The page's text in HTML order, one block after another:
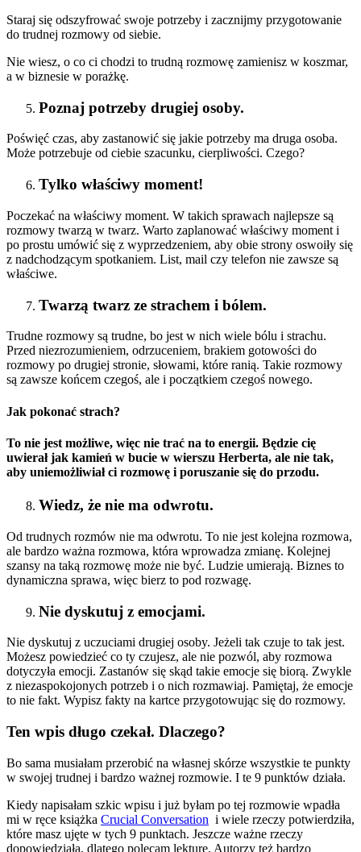
Staraj się odszyfrować swoje potrzeby i zacznijmy przygotowanie
do trudnej rozmowy od siebie.
Nie wiesz, o co ci chodzi to trudną rozmowę zamienisz w koszmar,
a w biznesie w porażkę.
Poznaj potrzeby drugiej osoby.
Poświęć czas, aby zastanowić się jakie potrzeby ma druga osoba.
Może potrzebuje od ciebie szacunku, cierpliwości. Czego?
Tylko właściwy moment!
Poczekać na właściwy moment. W takich sprawach najlepsze są
rozmowy twarzą w twarz. Warto zaplanować właściwy moment i
po prostu umówić się z wyprzedzeniem, aby obie strony oswoiły się
z nadchodzącym spotkaniem. List, mail czy telefon nie zawsze są
właściwe.
Twarzą twarz ze strachem i bólem.
Trudne rozmowy są trudne, bo jest w nich wiele bólu i strachu.
Przed niezrozumieniem, odrzuceniem, brakiem gotowości do
rozmowy po drugiej stronie, słowami, które ranią. Takie rozmowy
są zawsze końcem czegoś, ale i początkiem czegoś nowego.
Jak pokonać strach?
To nie jest możliwe, więc nie trać na to energii. Będzie cię
uwierał jak kamień w bucie w wierszu Herberta, ale nie tak,
aby uniemożliwiał ci rozmowę i poruszanie się do przodu.
Wiedz, że nie ma odwrotu.
Od trudnych rozmów nie ma odwrotu. To nie jest kolejna rozmowa,
ale bardzo ważna rozmowa, która wprowadza zmianę. Kolejnej
szansy na taką rozmowę może nie być. Ludzie umierają. Biznes to
dynamiczna sprawa, więc bierz to pod rozwagę.
Nie dyskutuj z emocjami.
Nie dyskutuj z uczuciami drugiej osoby. Jeżeli tak czuje to tak jest.
Możesz powiedzieć co ty czujesz, ale nie pozwól, aby rozmowa
dotyczyła emocji. Zastanów się skąd takie emocje się biorą. Zwykle
z niezaspokojonych potrzeb i o nich rozmawiaj. Pamiętaj, że emocje
to nie fakt. Wypisz fakty na kartce przygotowując się do rozmowy.
Ten wpis długo czekał. Dlaczego?
Bo sama musiałam przerobić na własnej skórze wszystkie te punkty
w swojej trudnej i bardzo ważnej rozmowie. I te 9 punktów działa.
Kiedy napisałam szkic wpisu i już byłam po tej rozmowie wpadła
mi w ręce książka Crucial Conversation i wiele rzeczy potwierdziła,
które masz ujęte w tych 9 punktach. Jeszcze ważne rzeczy
dopowiedziała, dlatego polecam lekturę. Autorzy też bardzo